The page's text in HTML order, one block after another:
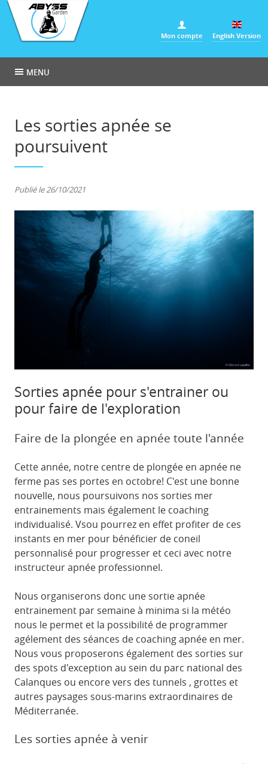
Mon compte English Version
MENU
Les sorties apnée se
poursuivent
Publié le 26/10/2021
Sorties apnée pour s'entrainer ou
pour faire de l'exploration
Faire de la plongée en apnée toute l'année
Cette année, notre centre de plongée en apnée ne
ferme pas ses portes en octobre! C'est une bonne
nouvelle, nous poursuivons nos sorties mer
entrainements mais également le coaching
individualisé. Vsou pourrez en effet profiter de ces
instants en mer pour bénéficier de coneil
personnalisé pour progresser et ceci avec notre
instructeur apnée professionnel.
Nous organiserons donc une sortie apnée
entrainement par semaine à minima si la météo
nous le permet et la possibilité de programmer
agélement des séances de coaching apnée en mer.
Nous vous proposerons également des sorties sur
des spots d'exception au sein du parc national des
Calanques ou encore vers des tunnels , grottes et
autres paysages sous-marins extraordinaires de
Méditerranée.
Les sorties apnée à venir
Panneau de gestion des cookies